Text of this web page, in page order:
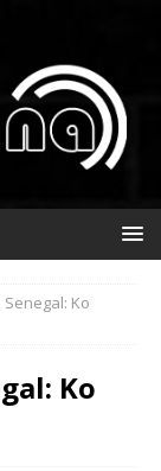
Ko
Ko